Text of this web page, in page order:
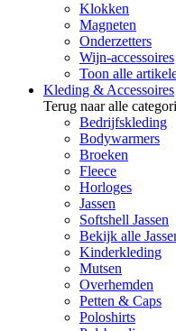
Klokken
Magneten
Onderzetters
Wijn-accessoires
Toon alle
Kleding & Accessoires
Terug naar alle
Bedrijfskleding
Bodywarmers
Broeken
Fleece
Horloges
Jassen
Softshell Jassen
Bekijk alle
Kinderkleding
Mutsen
Overhemden
Petten & Caps
Poloshirts